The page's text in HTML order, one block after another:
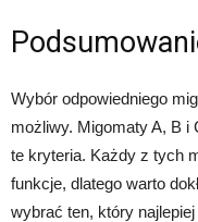
Wybór odpowiedniego
możliwy. Migomaty A, B i
te kryteria. Każdy z tych
funkcje, dlatego warto
wybrać ten, który